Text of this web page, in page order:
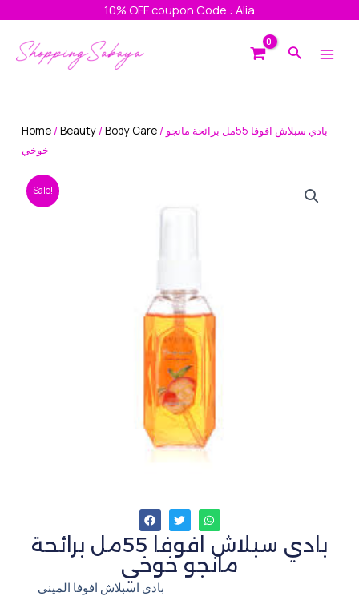
content
10% OFF coupon Code : Alia
Search
بادي سبلاش افوفا 55مل برائحة
مانجو خوخي
‏بادى اسبلاش افوفا المينى
Home/Beauty/Body Care/ بادي سبلاش افوفا 55مل برائحة مانجو
خوخي
Sale!